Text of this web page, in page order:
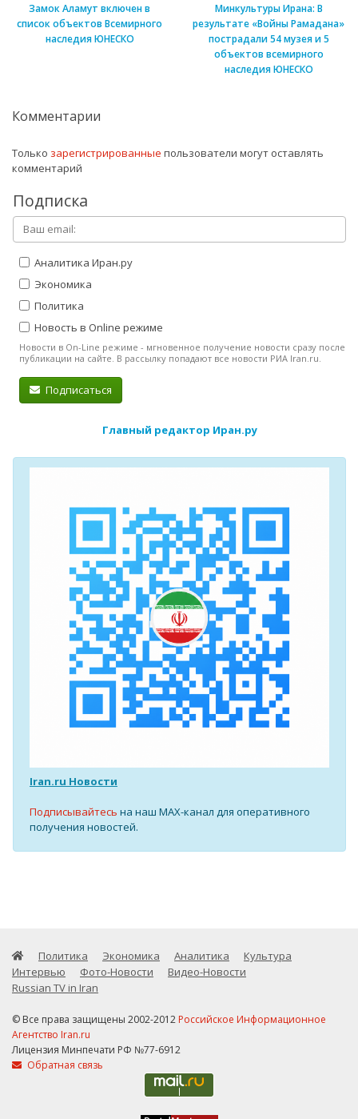
Замок Аламут включен в
список объектов Всемирного
наследия ЮНЕСКО
Минкультуры Ирана: В
результате «Войны Рамадана»
пострадали 54 музея и 5
объектов всемирного
наследия ЮНЕСКО
Комментарии
Только зарегистрированные пользователи могут оставлять
комментарий
Подписка
Аналитика Иран.ру
Экономика
Политика
Новость в Online режиме
Новости в On-Line режиме - мгновенное получение новости сразу после
публикации на сайте. В рассылку попадают все новости РИА Iran.ru.
Подписаться
Главный редактор Иран.ру
Iran.ru Новости
Подписывайтесь на наш MAX-канал для оперативного
получения новостей.
Политика Экономика Аналитика
Культура
Интервью
Фото-Новости
Видео-Новости
Russian TV in Iran
© Все права защищены 2002-2012 Российское Информационное
Агентство Iran.ru
Лицензия Минпечати РФ №77-6912
Обратная связь